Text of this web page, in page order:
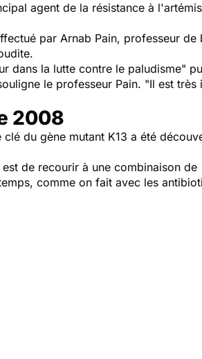
agent de la résistance à
par Arnab Pain, professeur de
dans la lutte contre le paludisme"
le professeur Pain. "Il est très
2008
du gène mutant K13 a été
de recourir à une combinaison de
comme on fait avec les